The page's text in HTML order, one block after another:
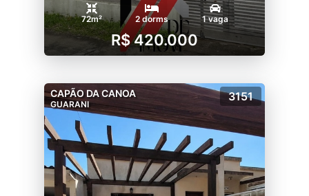
72m² 2 dorms 1 vaga
R$ 420.000
CAPÃO DA CANOA
GUARANI
3151